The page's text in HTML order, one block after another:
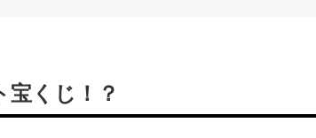
宝くじ！？